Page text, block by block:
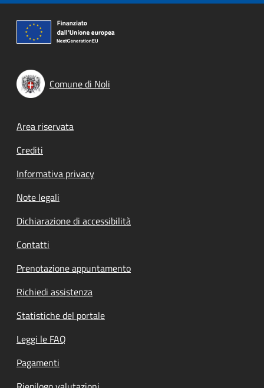
Comune di Noli
Footer menu
Area riservata
Crediti
Informativa privacy
Note legali
Dichiarazione di accessibilità
Contatti
Prenotazione appuntamento
Richiedi assistenza
Statistiche del portale
Leggi le FAQ
Pagamenti